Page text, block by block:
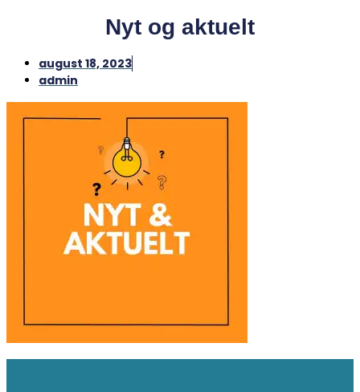
Nyt og aktuelt
august 18, 2023
admin